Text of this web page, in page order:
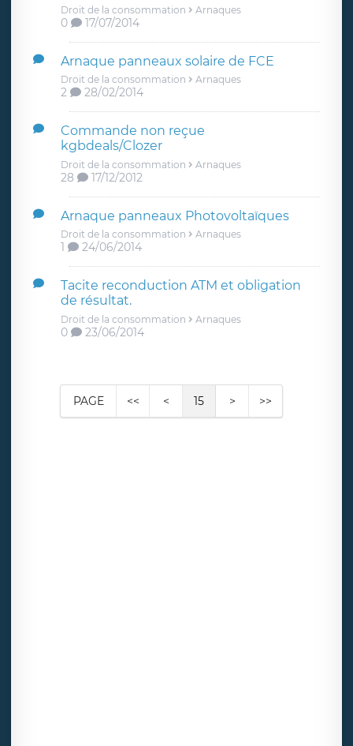
Droit de la consommation Arnaques
0 17/07/2014
Arnaque panneaux solaire de FCE
Droit de la consommation Arnaques
2 28/02/2014
Commande non reçue
kgbdeals/Clozer
Droit de la consommation Arnaques
28 17/12/2012
Arnaque panneaux Photovoltaïques
Droit de la consommation Arnaques
1 24/06/2014
Tacite reconduction ATM et obligation
de résultat.
Droit de la consommation Arnaques
0 23/06/2014
PAGE << < 15 > >>